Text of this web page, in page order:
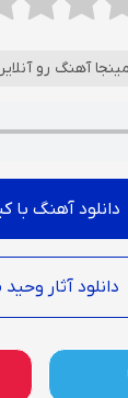
آهنگ رو
دانلود آهنگ با
دانلود آثار